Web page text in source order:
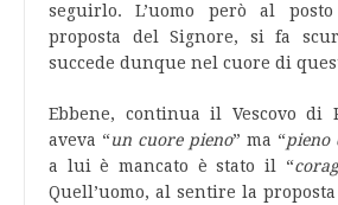
seguirlo. L’uomo però al
proposta del Signore, si fa
succede dunque nel cuore di
Ebbene, continua il Vescovo di
aveva “un cuore pieno” ma “pieno
a lui è mancato è stato il “
Quell’uomo, al sentire la